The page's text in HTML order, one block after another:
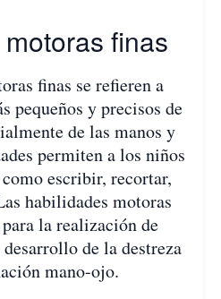
finas
finas se refieren a
pequeños y precisos de
de las manos y
permiten a los niños
escribir, recortar,
habilidades motoras
la realización de
de la destreza
mano-ojo.